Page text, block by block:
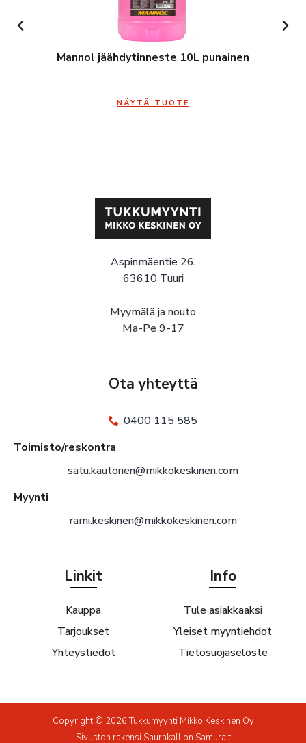
Mannol jäähdytinneste 10L punainen
NÄYTÄ TUOTE
Aspinmäentie 26,
63610 Tuuri
Myymälä ja nouto
Ma-Pe 9-17
Ota yhteyttä
0400 115 585
Toimisto/reskontra
satu.kautonen@mikkokeskinen.com
Myynti
rami.keskinen@mikkokeskinen.com
Linkit
Kauppa
Tarjoukset
Yhteystiedot
Info
Tule asiakkaaksi
Yleiset myyntiehdot
Tietosuojaseloste
Copyright © 2026 Tukkumyynti Mikko Keskinen Oy
Sivuston rakensi Saurakallion Samurait